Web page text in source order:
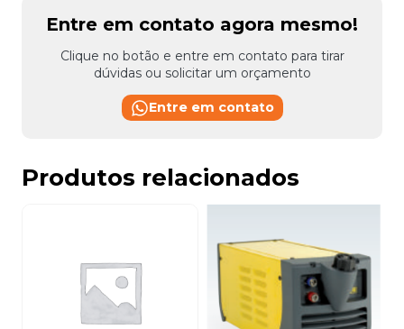
Entre em contato agora mesmo!
Clique no botão e entre em contato para tirar
dúvidas ou solicitar um orçamento
Entre em contato
Produtos relacionados